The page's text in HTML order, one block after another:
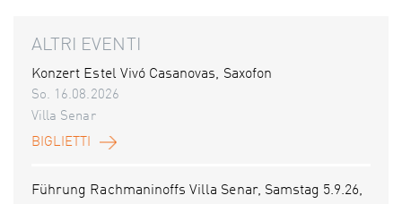
ALTRI EVENTI
Konzert Estel Vivó Casanovas, Saxofon
So. 16.08.2026
Villa Senar
BIGLIETTI
Führung Rachmaninoffs Villa Senar, Samstag 5.9.26,